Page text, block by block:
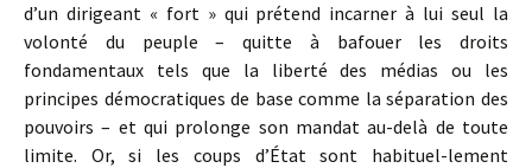
d’un dirigeant « fort » qui prétend incarner à lui seul la
volonté du peuple – quitte à bafouer les droits
fondamentaux tels que la liberté des médias ou les
principes démocratiques de base comme la séparation des
pouvoirs – et qui prolonge son mandat au-delà de toute
limite. Or, si les coups d’État sont habituel-lement